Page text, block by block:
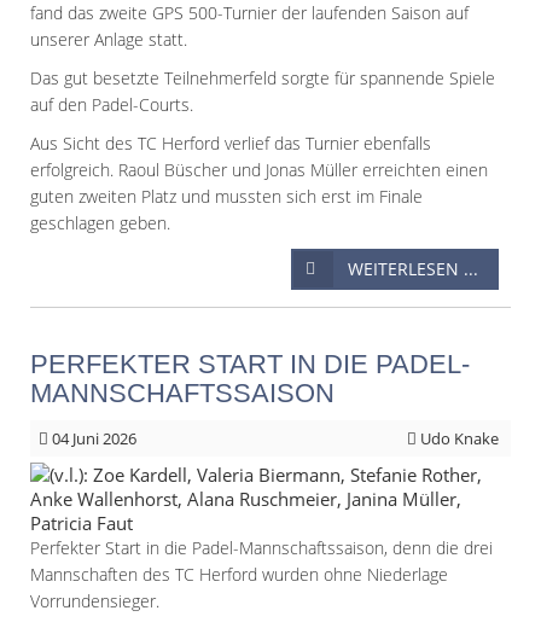
fand das zweite GPS 500-Turnier der laufenden Saison auf
unserer Anlage statt.
Das gut besetzte Teilnehmerfeld sorgte für spannende Spiele
auf den Padel-Courts.
Aus Sicht des TC Herford verlief das Turnier ebenfalls
erfolgreich. Raoul Büscher und Jonas Müller erreichten einen
guten zweiten Platz und mussten sich erst im Finale
geschlagen geben.
WEITERLESEN ...
PERFEKTER START IN DIE PADEL-
MANNSCHAFTSSAISON
04 Juni 2026 Udo Knake
Perfekter Start in die Padel-Mannschaftssaison, denn die drei
Mannschaften des TC Herford wurden ohne Niederlage
Vorrundensieger.